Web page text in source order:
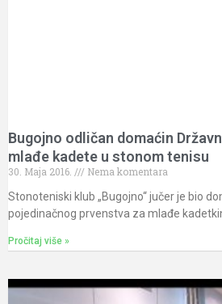
Bugojno odličan domaćin
mlađe kadete u stonom tenisu
30. Maja 2016.
Nema komentara
Stonoteniski klub „Bugojno“ jučer je bio
pojedinačnog prvenstva za mlađe
Pročitaj više »